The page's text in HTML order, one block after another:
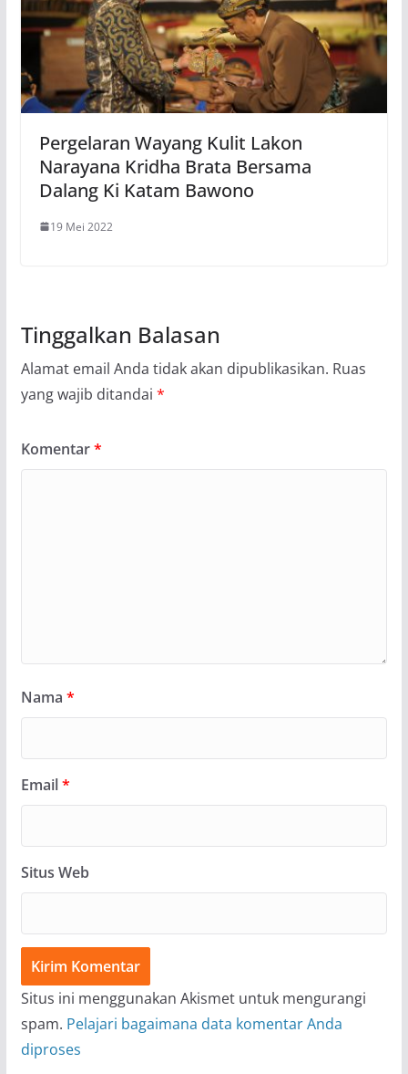
Pergelaran Wayang Kulit Lakon
Narayana Kridha Brata Bersama
Dalang Ki Katam Bawono
19 Mei 2022
Tinggalkan Balasan
Alamat email Anda tidak akan dipublikasikan. Ruas
yang wajib ditandai *
Komentar*
Nama *
Email*
Situs Web
Situs ini menggunakan Akismet untuk mengurangi
spam. Pelajari bagaimana data komentar Anda
diproses